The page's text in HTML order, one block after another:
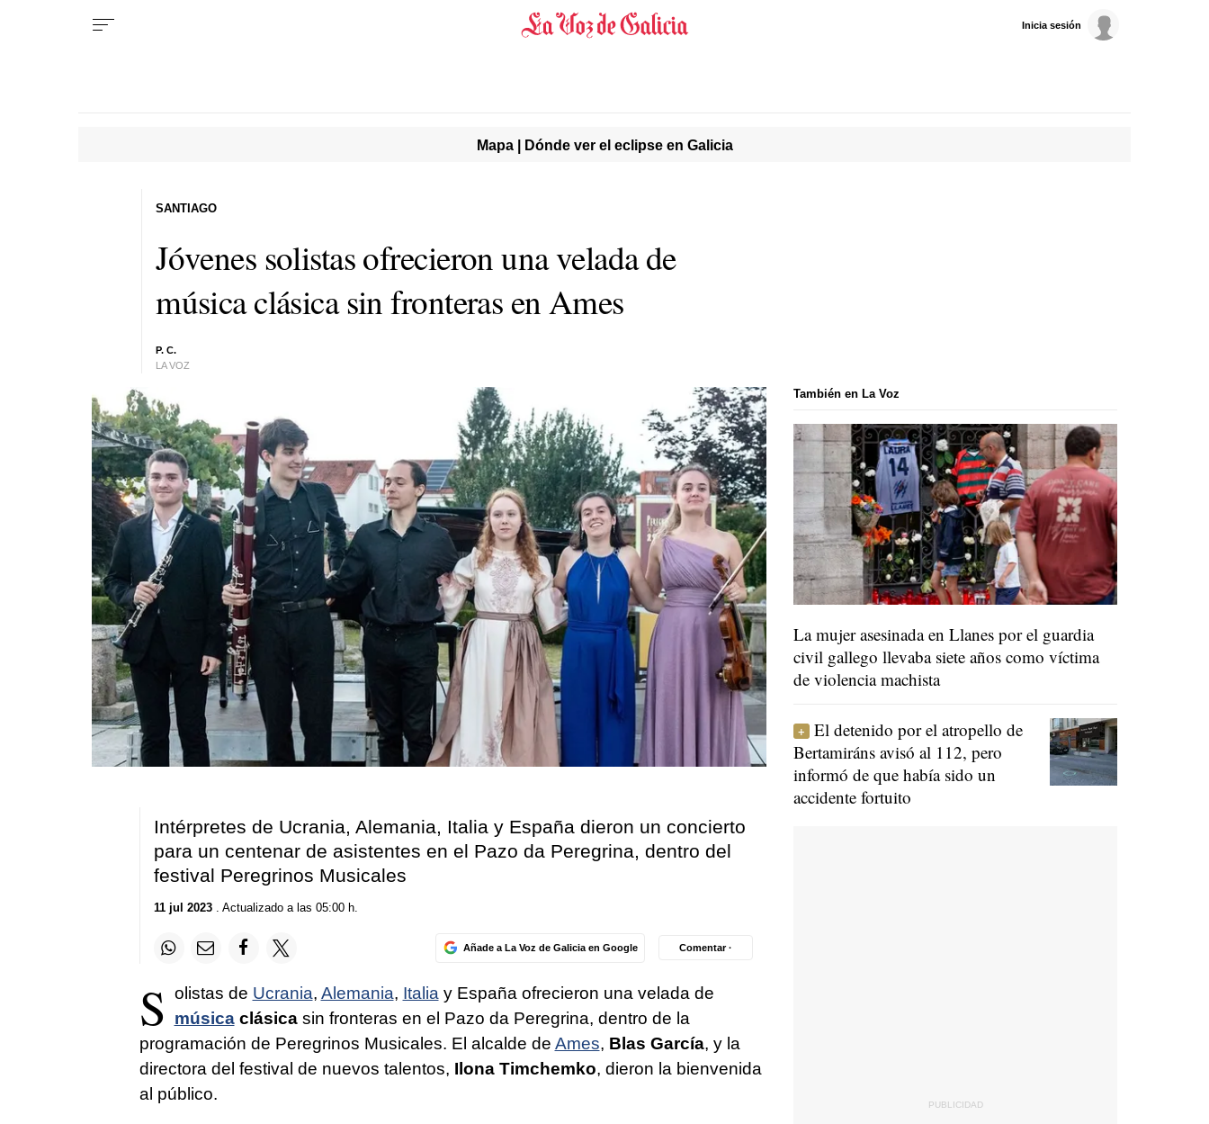
Inicia sesión
Mapa | Dónde ver el eclipse en Galicia
Jóvenes solistas ofrecieron una velada de
música clásica sin fronteras en Ames
P. C.
LA VOZ
SANTIAGO
Intérpretes de Ucrania, Alemania, Italia y España dieron un concierto
para un centenar de asistentes en el Pazo da Peregrina, dentro del
festival Peregrinos Musicales
11 jul 2023. Actualizado a las 05:00 h.
Añade a La Voz de Galicia en Google Comentar ·
S olistas de Ucrania, Alemania, Italia y España ofrecieron una velada de
músicaclásicasin fronteras en el Pazo da Peregrina, dentro de la
programación de Peregrinos Musicales. El alcalde de Ames, Blas García, y la
directora del festival de nuevos talentos, Ilona Timchemko, dieron la bienvenida
al público.
También en La Voz
La mujer asesinada en Llanes por el guardia
civil gallego llevaba siete años como víctima
de violencia machista
El detenido por el atropello de
Bertamiráns avisó al 112, pero
informó de que había sido un
accidente fortuito